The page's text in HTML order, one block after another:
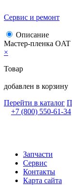
Сервис и ремонт
Описание
Мастер-пленка
×
Товар
добавлен в корзину
Перейти в каталог
+7 (800) 550-61-34
Запчасти
Сервис
Контакты
Карта сайта